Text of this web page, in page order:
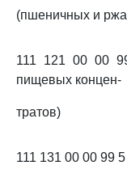
(пшеничных и
111 121 00 00
пищевых концен-
тратов)
111 131 00 00 99